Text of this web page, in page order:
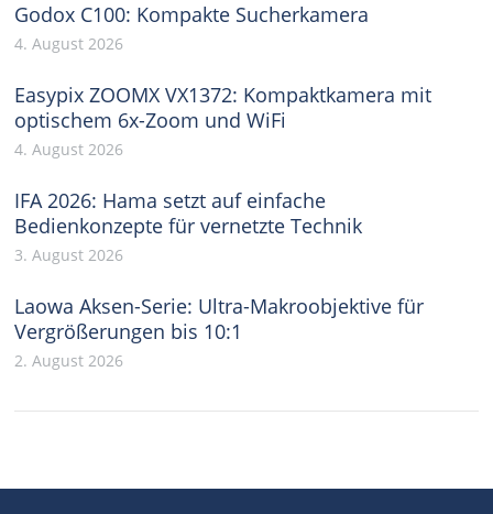
Godox C100: Kompakte Sucherkamera
4. August 2026
Easypix ZOOMX VX1372: Kompaktkamera mit
optischem 6x-Zoom und WiFi
4. August 2026
IFA 2026: Hama setzt auf einfache
Bedienkonzepte für vernetzte Technik
3. August 2026
Laowa Aksen-Serie: Ultra-Makroobjektive für
Vergrößerungen bis 10:1
2. August 2026